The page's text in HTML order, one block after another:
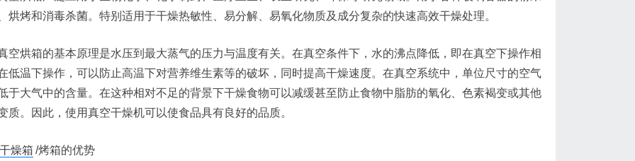
烘烤和消毒杀菌。特别适用于干燥热敏性、易分解、易氧化物质及成分复杂的快速高效干燥处理。
空烘箱的基本原理是水压到最大蒸气的压力与温度有关。在真空条件下，水的沸点降低，即在真空下操作相
低温下操作，可以防止高温下对营养维生素等的破坏，同时提高干燥速度。在真空系统中，单位尺寸的空气
于大气中的含量。在这种相对不足的背景下干燥食物可以减缓甚至防止食物中脂肪的氧化、色素褐变或其他
质。因此，使用真空干燥机可以使食品具有良好的品质。
干燥箱 /烤箱的优势